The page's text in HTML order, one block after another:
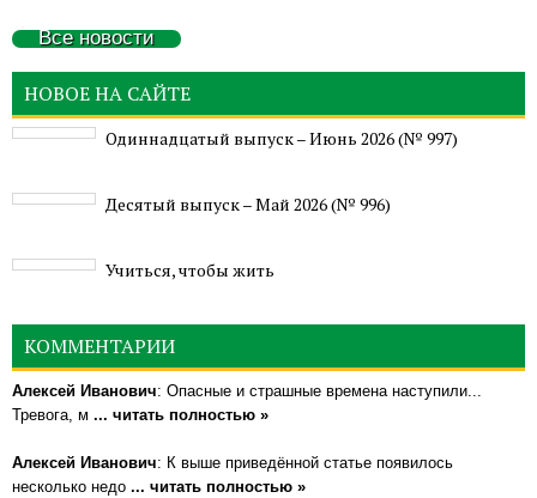
Все новости
НОВОЕ НА САЙТЕ
Одиннадцатый выпуск – Июнь 2026 (№ 997)
Деcятый выпуск – Май 2026 (№ 996)
Учиться, чтобы жить
КОММЕНТАРИИ
Алексей Иванович: Опасные и страшные времена наступили...
Тревога, м ... читать полностью »
Алексей Иванович: К выше приведённой статье появилось
несколько недо ... читать полностью »